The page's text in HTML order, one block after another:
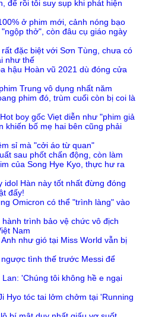
để rồi tôi suy sụp khi phát hiện
ở phim mới, cảnh nóng bạo
thở", còn đâu cụ giáo ngày
đặc biệt với Sơn Tùng, chưa có
như thế
hậu Hoàn vũ 2021 dù đóng cửa
Trung vô dụng nhất năm
phim đó, trùm cuối còn bị coi là
boy gốc Viẹt diễn như "phim giả
khiến bố mẹ hai bên cũng phải
sỉ mà "cởi áo từ quan"
sau phốt chấn động, còn làm
của Song Hye Kyo, thực hư ra
idol Hàn này tốt nhất đừng đóng
đấy!
Omicron có thể "trình làng" vào
trình bảo vệ chức vô địch
Nam
như gió tại Miss World vẫn bị
tình thế trước Messi để
'Chúng tôi không hề e ngại
Hyo tóc tai lởm chởm tại 'Running